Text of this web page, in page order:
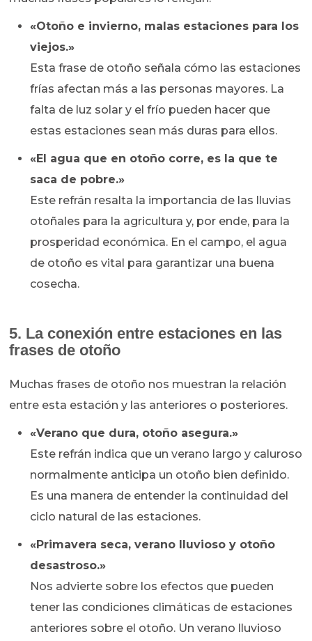
«Otoño e invierno, malas estaciones para los
viejos.»
Esta frase de otoño señala cómo las estaciones
frías afectan más a las personas mayores. La
falta de luz solar y el frío pueden hacer que
estas estaciones sean más duras para ellos.
«El agua que en otoño corre, es la que te
saca de pobre.»
Este refrán resalta la importancia de las lluvias
otoñales para la agricultura y, por ende, para la
prosperidad económica. En el campo, el agua
de otoño es vital para garantizar una buena
cosecha.
5. La conexión entre estaciones en las
frases de otoño
Muchas frases de otoño nos muestran la relación
entre esta estación y las anteriores o posteriores.
«Verano que dura, otoño asegura.»
Este refrán indica que un verano largo y caluroso
normalmente anticipa un otoño bien definido.
Es una manera de entender la continuidad del
ciclo natural de las estaciones.
«Primavera seca, verano lluvioso y otoño
desastroso.»
Nos advierte sobre los efectos que pueden
tener las condiciones climáticas de estaciones
anteriores sobre el otoño. Un verano lluvioso